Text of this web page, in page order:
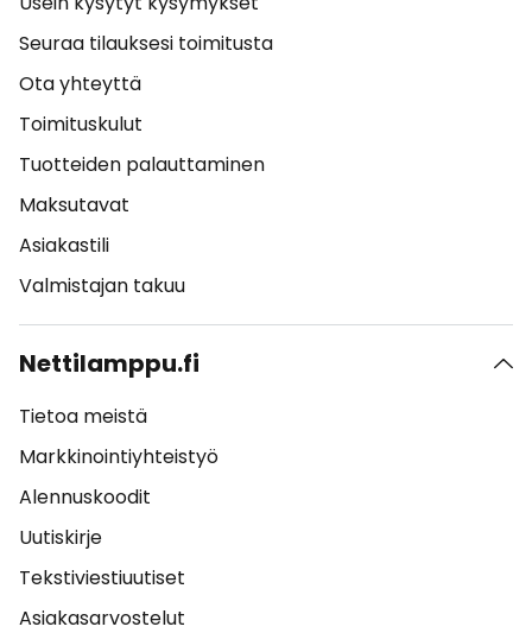
Seuraa tilauksesi toimitusta
Ota yhteyttä
Toimituskulut
Tuotteiden palauttaminen
Maksutavat
Asiakastili
Valmistajan takuu
Nettilamppu.fi
Tietoa meistä
Markkinointiyhteistyö
Alennuskoodit
Uutiskirje
Tekstiviestiuutiset
Asiakasarvostelut